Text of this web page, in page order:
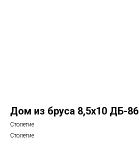
Дом из бруса 8,5х10 ДБ-86
Столетие
Столетие